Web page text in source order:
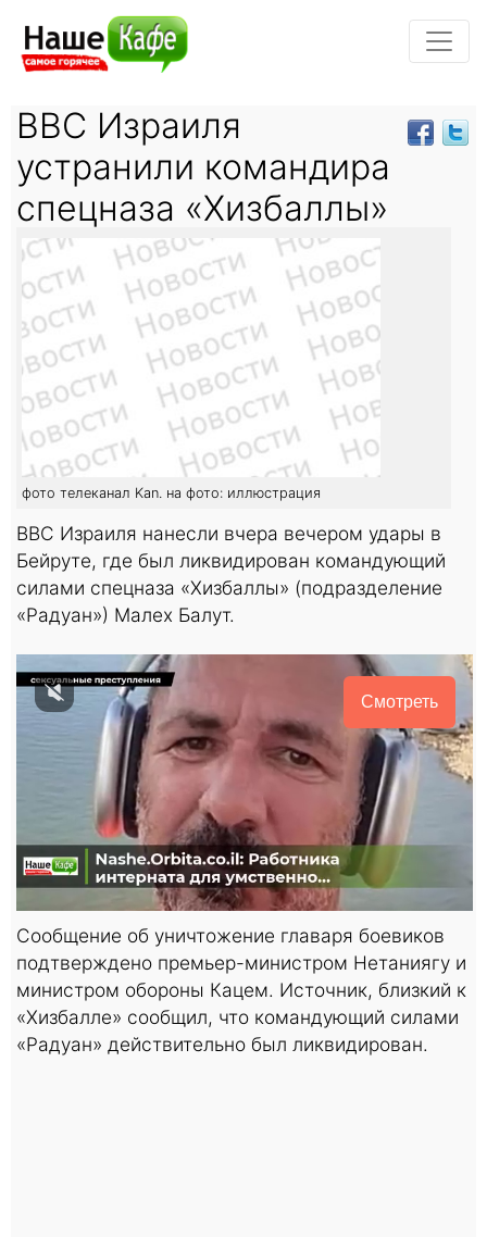
ВВС Израиля
устранили командира
спецназа «Хизбаллы»
фото телеканал Kan. на фото: иллюстрация
ВВС Израиля нанесли вчера вечером удары в
Бейруте, где был ликвидирован командующий
силами спецназа «Хизбаллы» (подразделение
«Радуан») Малех Балут.
Смотреть
Сообщение об уничтожение главаря боевиков
подтверждено премьер-министром Нетаниягу и
министром обороны Кацем. Источник, близкий к
«Хизбалле» сообщил, что командующий силами
«Радуан» действительно был ликвидирован.